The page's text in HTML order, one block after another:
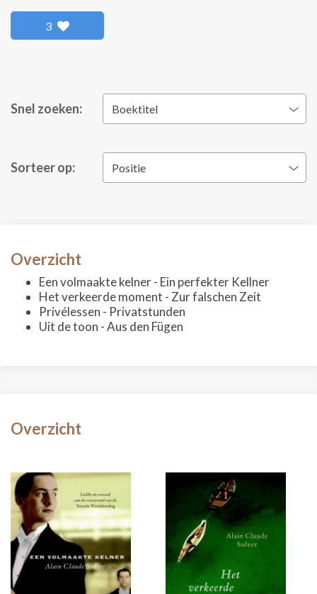
3
Snel zoeken: Boektitel
Sorteer op: Positie
Overzicht
Een volmaakte kelner - Ein perfekter Kellner
Het verkeerde moment - Zur falschen Zeit
Privélessen - Privatstunden
Uit de toon - Aus den Fügen
Overzicht